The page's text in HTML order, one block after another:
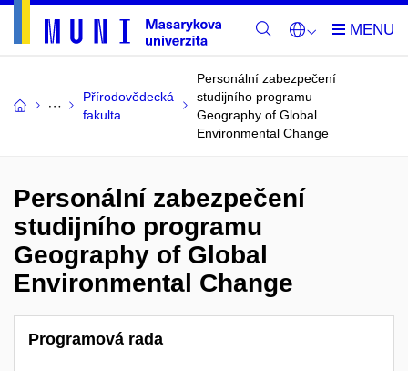
Přírodovědecká
fakulta
Personální zabezpečení
studijního programu
Geography of Global
Environmental Change
Personální zabezpečení
studijního programu
Geography of Global
Environmental Change
Programová rada